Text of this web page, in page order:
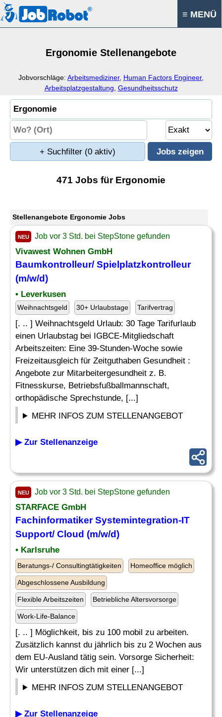
≡ MENÜ
Ergonomie Stellenangebote
Jobvorschläge: Arbeitsmediziner, Human Factors Engineer,
Arbeitsplatzgestaltung Gesundheitsschutz
+ Suchfilter (0 aktiv)
471 Jobs für Ergonomie
Stellenangebote Ergonomie Jobs
NEU Job vor 3 Std. bei StepStone gefunden
Vivawest Wohnen GmbH
Baumkontrolleur/ Spielplatzkontrolleur
(m/w/d)
• Leverkusen
Weihnachtsgeld 30+ Urlaubstage Tarifvertrag
[. .. ] Weihnachtsgeld Urlaub: 30 Tage Tarifurlaub
einen Urlaubstag bei IGBCE-Mitgliedschaft
Arbeitszeiten: Eine 39-Stunden-Woche sowie
Freizeitausgleich für Zeitguthaben Gesundheit :
Angebote zur Mitarbeitergesundheit z. B.
Fitnesskurse, Betriebsfußballmannschaft,
orthopädische Sprechstunde, [...]
MEHR INFOS ZUM STELLENANGEBOT
▶ Zur Stellenanzeige
NEU Job vor 3 Std. bei StepStone gefunden
STARFACE GmbH
Fachinformatiker Systemintegration-IT
Support/ Cloud (m/w/d)
• Karlsruhe
Beratungs-/ Consultingtätigkeiten Homeoffice möglich
Abgeschlossene Ausbildung
Flexible Arbeitszeiten Betriebliche Altersvorsorge
Work-Life-Balance
[. .. ] Möglichkeit, bis zu 100 mobil zu arbeiten.
Zusätzlich kannst du jährlich bis zu 2 Wochen aus
dem EU-Ausland tätig sein. Vorsorge Sicherheit:
Wir unterstützen dich mit einer [...]
MEHR INFOS ZUM STELLENANGEBOT
▶ Zur Stellenanzeige